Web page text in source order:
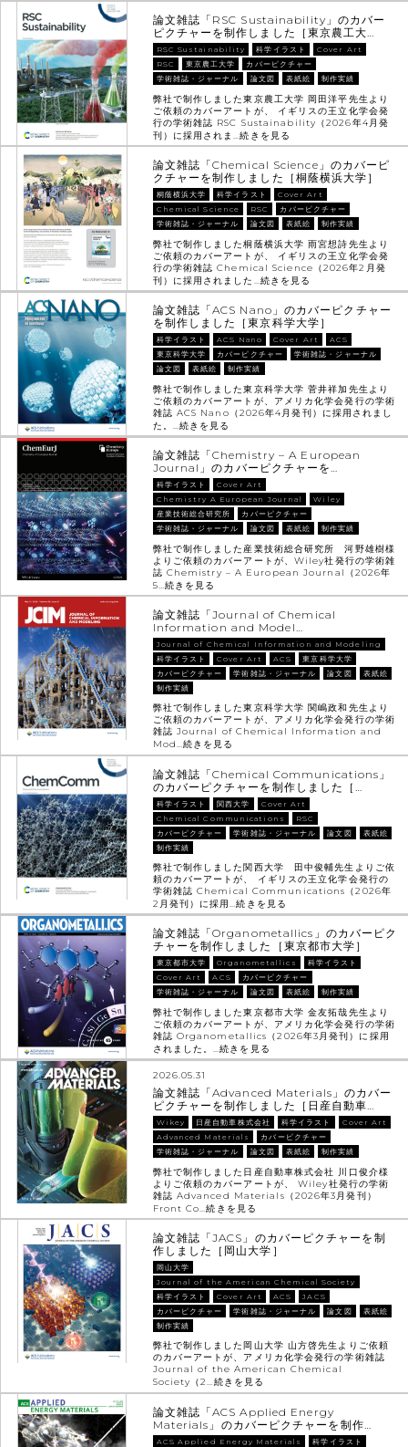
論文雑誌「RSC Sustainability」のカバー
ピクチャーを制作しました［東京農工大…
RSC Sustainability 科学イラスト
Cover Art
RSC
東京農工大学
カバーピクチャー
学術雑誌・ジャーナル
論文図 表紙絵 制作実績
弊社で制作しました東京農工大学 岡田洋平先生より
ご依頼のカバーアートが、 イギリスの王立化学会発
行の学術雑誌 RSC Sustainability（2026年4月発
刊）に採用されま…続きを見る
論文雑誌「Chemical Science」のカバーピ
クチャーを制作しました［桐蔭横浜大学］
桐蔭横浜大学 科学イラスト
Cover Art
Chemical Science
RSC
カバーピクチャー
学術雑誌・ジャーナル
論文図 表紙絵 制作実績
弊社で制作しました桐蔭横浜大学 雨宮想詩先生より
ご依頼のカバーアートが、 イギリスの王立化学会発
行の学術雑誌 Chemical Science（2026年2月発
刊）に採用されました…続きを見る
論文雑誌「ACS Nano」のカバーピクチャー
を制作しました［東京科学大学］
科学イラスト ACS Nano Cover Art
ACS
東京科学大学
カバーピクチャー
学術雑誌・ジャーナル
論文図
表紙絵 制作実績
弊社で制作しました東京科学大学 菅井祥加先生より
ご依頼のカバーアートが、アメリカ化学会発行の学術
雑誌 ACS Nano（2026年4月発刊）に採用されまし
た。…続きを見る
論文雑誌「Chemistry – A European
Journal」のカバーピクチャーを…
科学イラスト
Cover Art
Chemistry A European Journal
Wiley
産業技術総合研究所
カバーピクチャー
学術雑誌・ジャーナル
論文図 表紙絵 制作実績
弊社で制作しました産業技術総合研究所 河野雄樹様
よりご依頼のカバーアートが、Wiley社発行の学術雑
誌 Chemistry – A European Journal（2026年
5…続きを見る
論文雑誌「Journal of Chemical
Information and Model…
Journal of Chemical Information and Modeling
科学イラスト
Cover Art ACS
東京科学大学
カバーピクチャー
学術雑誌・ジャーナル 論文図
表紙絵
制作実績
弊社で制作しました東京科学大学 関嶋政和先生より
ご依頼のカバーアートが、アメリカ化学会発行の学術
雑誌 Journal of Chemical Information and
Mod…続きを見る
論文雑誌「Chemical Communications」
のカバーピクチャーを制作しました［…
科学イラスト 関西大学
Cover Art
Chemical Communications
RSC
カバーピクチャー
学術雑誌・ジャーナル 論文図
表紙絵
制作実績
弊社で制作しました関西大学 田中俊輔先生よりご依
頼のカバーアートが、 イギリスの王立化学会発行の
学術雑誌 Chemical Communications（2026年
2月発刊）に採用…続きを見る
論文雑誌「Organometallics」のカバーピク
チャーを制作しました［東京都市大学］
東京都市大学 Organometallics
科学イラスト
Cover Art
ACS
カバーピクチャー
学術雑誌・ジャーナル
論文図 表紙絵 制作実績
弊社で制作しました東京都市大学 金友拓哉先生より
ご依頼のカバーアートが、アメリカ化学会発行の学術
雑誌 Organometallics（2026年3月発刊）に採用
されました。…続きを見る
2026.05.31
論文雑誌「Advanced Materials」のカバー
ピクチャーを制作しました［日産自動車…
Wikey 日産自動車株式会社 科学イラスト
Cover Art
Advanced Materials
カバーピクチャー
学術雑誌・ジャーナル
論文図 表紙絵 制作実績
弊社で制作しました日産自動車株式会社 川口俊介様
よりご依頼のカバーアートが、 Wiley社発行の学術
雑誌 Advanced Materials（2026年3月発刊）
Front Co…続きを見る
論文雑誌「JACS」のカバーピクチャーを制
作しました［岡山大学］
岡山大学
Journal of the American Chemical Society
科学イラスト
Cover Art ACS
JACS
カバーピクチャー
学術雑誌・ジャーナル 論文図
表紙絵
制作実績
弊社で制作しました岡山大学 山方啓先生よりご依頼
のカバーアートが、アメリカ化学会発行の学術雑誌
Journal of the American Chemical
Society（2…続きを見る
論文雑誌「ACS Applied Energy
Materials」のカバーピクチャーを制作…
ACS Applied Energy Materials
科学イラスト